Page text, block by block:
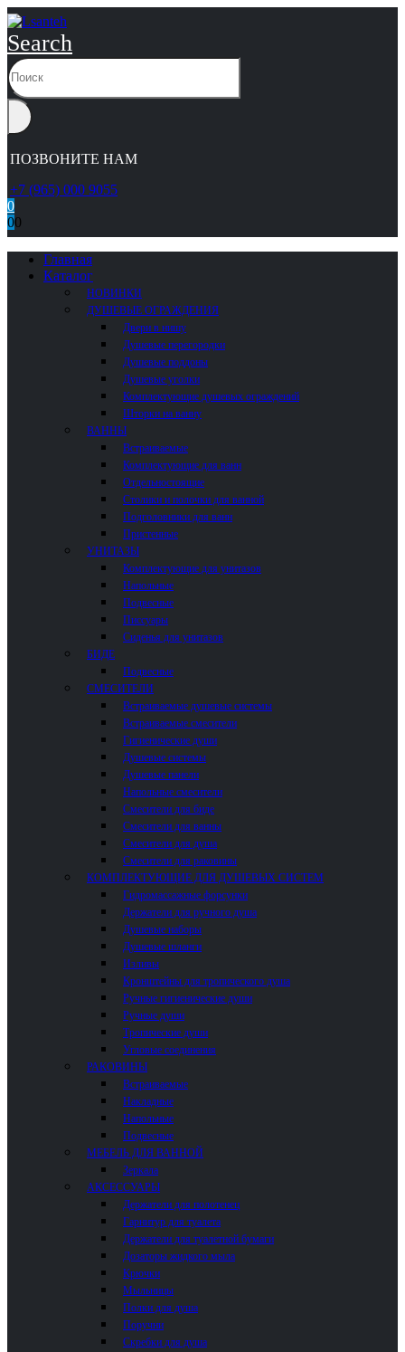
Search
ПОЗВОНИТЕ НАМ
+7 (965) 000 9055
0
00
Главная
Каталог
НОВИНКИ
ДУШЕВЫЕ ОГРАЖДЕНИЯ
Двери в нишу
Душевые перегородки
Душевые поддоны
Душевые уголки
Комплектующие душевых ограждений
Шторки на ванну
ВАННЫ
Встраиваемые
Комплектующие для ванн
Отдельностоящие
Столики и полочки для ванной
Подголовники для ванн
Пристенные
УНИТАЗЫ
Комплектующие для унитазов
Напольные
Подвесные
Писсуары
Сиденья для унитазов
БИДЕ
Подвесные
СМЕСИТЕЛИ
Встраиваемые душевые системы
Встраиваемые смесители
Гигиенические души
Душевые системы
Душевые панели
Напольные смесители
Смесители для биде
Смесители для ванны
Смесители для душа
Смесители для раковины
КОМПЛЕКТУЮЩИЕ ДЛЯ ДУШЕВЫХ СИСТЕМ
Гидромассажные форсунки
Держатели для ручного душа
Душевые наборы
Душевые шланги
Изливы
Кронштейны для тропического душа
Ручные гигиенические души
Ручные души
Тропические души
Угловые соединения
РАКОВИНЫ
Встраиваемые
Накладные
Напольные
Подвесные
МЕБЕЛЬ ДЛЯ ВАННОЙ
Зеркала
АКСЕССУАРЫ
Держатели для полотенец
Гарнитур для туалета
Держатели для туалетной бумаги
Дозаторы жидкого мыла
Крючки
Мыльницы
Полки для душа
Поручни
Скребки для душа